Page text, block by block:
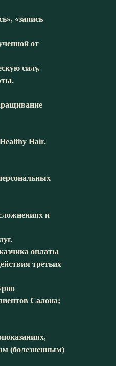
«запись
от
силу.
Hair.
и
оплаты
третьих
Салона;
(болезненным)